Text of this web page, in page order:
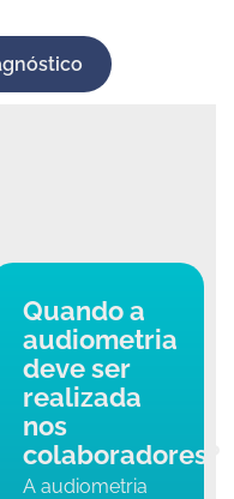
Quando a
audiometria
deve ser
realizada
nos
colaboradores?
A audiometria